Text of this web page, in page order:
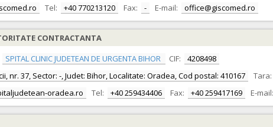
Tel: +40 770213120 Fax: - E-mail: office@giscomed.ro
CONTRACTANTA
SPITAL CLINIC JUDETEAN DE URGENTA BIHOR CIF:
4208498
nr. 37, Sector: -, Judet: Bihor, Localitate: Oradea, Cod postal: 410167 Tara:
oradea.ro Tel: +40 259434406 Fax: +40 259417169 E-mail: